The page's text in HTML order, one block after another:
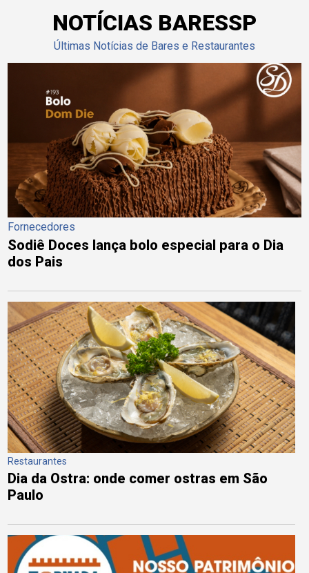
NOTÍCIAS BARESSP
Últimas Notícias de Bares e Restaurantes
Fornecedores
Sodiê Doces lança bolo especial para o Dia
dos Pais
Restaurantes
Dia da Ostra: onde comer ostras em São
Paulo